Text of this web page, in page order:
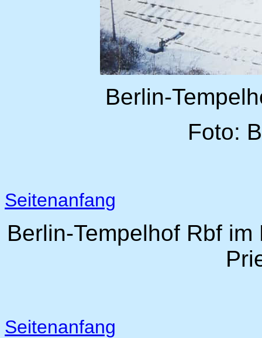
Berlin-
Foto:
Seitenanfang
Berlin-Tempelhof Rbf
Seitenanfang